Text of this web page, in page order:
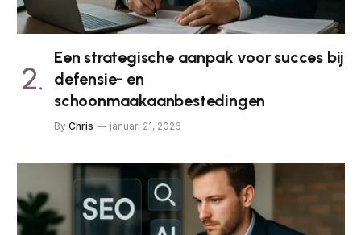
Een strategische aanpak voor succes bij
defensie- en
schoonmaakaanbestedingen
By Chris januari 21, 2026